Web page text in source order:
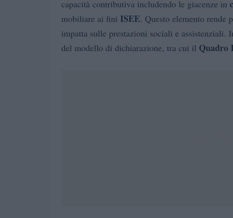
capacità contributiva includendo le giacenze in
mobiliare ai fini ISEE. Questo elemento rende
impatta sulle prestazioni sociali e
del modello di dichiarazione, tra cui il Quadro